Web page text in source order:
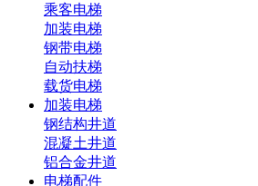
乘客电梯
加装电梯
钢带电梯
自动扶梯
载货电梯
加装电梯
钢结构井道
混凝土井道
铝合金井道
电梯配件